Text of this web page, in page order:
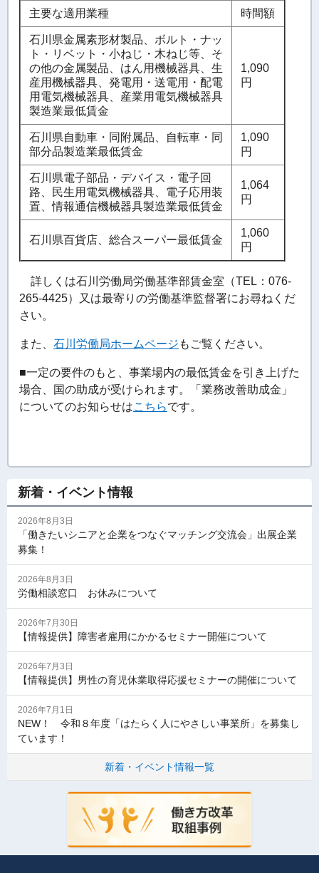
主要な適用業種 時間額
石川県金属素形材製品、ボルト・ナッ
ト・リベット・小ねじ・木ねじ等、そ
の他の金属製品、はん用機械器具、生
産用機械器具、発電用・送電用・配電
用電気機械器具、産業用電気機械器具
製造業最低賃金
1,090
円
石川県自動車・同附属品、自転車・同
部分品製造業最低賃金
1,090
円
石川県電子部品・デバイス・電子回
路、民生用電気機械器具、電子応用装
置、情報通信機械器具製造業最低賃金
1,064
円
石川県百貨店、総合スーパー最低賃金
1,060
円
詳しくは石川労働局労働基準部賃金室（TEL：076-
265-4425）又は最寄りの労働基準監督署にお尋ねくだ
さい。
また、 石川労働局ホームページ もご覧ください。
■一定の要件のもと、事業場内の最低賃金を引き上げた
場合、国の助成が受けられます。「業務改善助成金」
についてのお知らせはこちらです。
新着・イベント情報
2026年8月3日
「働きたいシニアと企業をつなぐマッチング交流会」出展企業
募集！
2026年8月3日
労働相談窓口 お休みについて
2026年7月30日
【情報提供】障害者雇用にかかるセミナー開催について
2026年7月3日
【情報提供】男性の育児休業取得応援セミナーの開催について
2026年7月1日
NEW！ 令和８年度「はたらく人にやさしい事業所」を募集し
ています！
新着・イベント情報一覧